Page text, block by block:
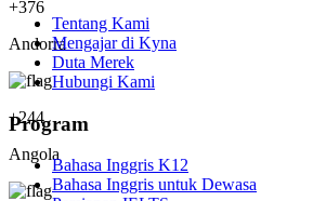
+376
Andorra
+244
Angola
Tentang Kami
Mengajar di Kyna
Duta Merek
Hubungi Kami
Program
Bahasa Inggris K12
Bahasa Inggris untuk Dewasa